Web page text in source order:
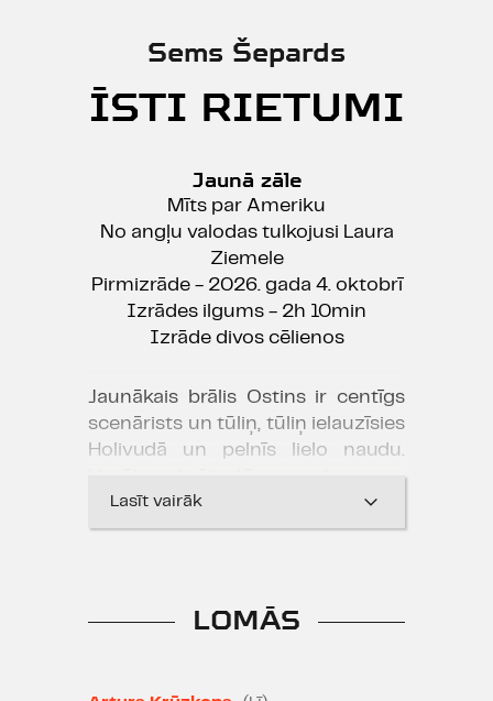
Sems Šepards
ĪSTI RIETUMI
Jaunā zāle
Mīts par Ameriku
No angļu valodas tulkojusi Laura
Ziemele
Pirmizrāde - 2026. gada 4. oktobrī
Izrādes ilgums - 2h 10min
Izrāde divos cēlienos
Jaunākais brālis Ostins ir centīgs
scenārists un tūliņ, tūliņ ielauzīsies
Holivudā un pelnīs lielo naudu.
un vada savu dzīvi sabiedrības
perifērijā. Viens tic kārtībai, otrs
– kā likt kādam citam paveikt
darbu viņa vietā, kamēr pats
Lasīt vairāk
LOMĀS